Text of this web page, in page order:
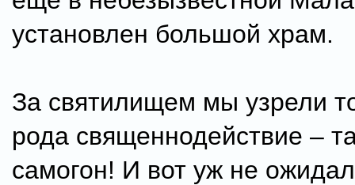
установлен большой храм.
За святилищем мы узрели
рода священнодействие –
самогон! И вот уж не